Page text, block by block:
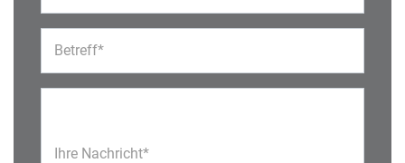
Betreff*
Ihre Nachricht*